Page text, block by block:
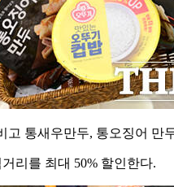
통새우만두, 통오징어
리를 최대 50% 할인한다.